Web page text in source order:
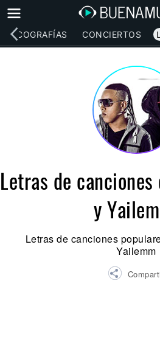
DISCOGRAFÍAS CONCIERTOS
Letras de
y
Letras de canciones
Yailemm